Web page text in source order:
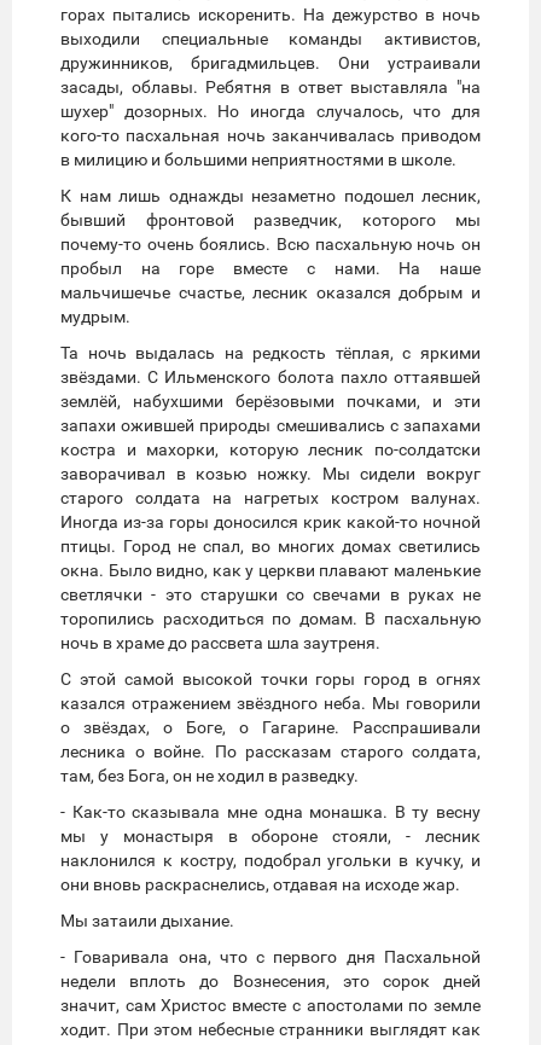
горах пытались искоренить. На дежурство в ночь
выходили специальные команды активистов,
дружинников, бригадмильцев. Они устраивали
засады, облавы. Ребятня в ответ выставляла "на
шухер" дозорных. Но иногда случалось, что для
кого-то пасхальная ночь заканчивалась приводом
в милицию и большими неприятностями в школе.
К нам лишь однажды незаметно подошел лесник,
бывший фронтовой разведчик, которого мы
почему-то очень боялись. Всю пасхальную ночь он
пробыл на горе вместе с нами. На наше
мальчишечье счастье, лесник оказался добрым и
мудрым.
Та ночь выдалась на редкость тёплая, с яркими
звёздами. С Ильменского болота пахло оттаявшей
землёй, набухшими берёзовыми почками, и эти
запахи ожившей природы смешивались с запахами
костра и махорки, которую лесник по-солдатски
заворачивал в козью ножку. Мы сидели вокруг
старого солдата на нагретых костром валунах.
Иногда из-за горы доносился крик какой-то ночной
птицы. Город не спал, во многих домах светились
окна. Было видно, как у церкви плавают маленькие
светлячки - это старушки со свечами в руках не
торопились расходиться по домам. В пасхальную
ночь в храме до рассвета шла заутреня.
С этой самой высокой точки горы город в огнях
казался отражением звёздного неба. Мы говорили
о звёздах, о Боге, о Гагарине. Расспрашивали
лесника о войне. По рассказам старого солдата,
там, без Бога, он не ходил в разведку.
- Как-то сказывала мне одна монашка. В ту весну
мы у монастыря в обороне стояли, - лесник
наклонился к костру, подобрал угольки в кучку, и
они вновь раскраснелись, отдавая на исходе жар.
Мы затаили дыхание.
- Говаривала она, что с первого дня Пасхальной
недели вплоть до Вознесения, это сорок дней
значит, сам Христос вместе с апостолами по земле
ходит. При этом небесные странники выглядят как